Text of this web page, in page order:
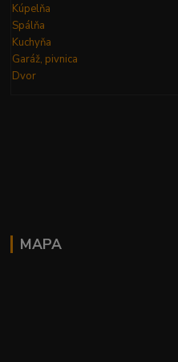
Kúpelňa
Spálňa
Kuchyňa
Garáž, pivnica
Dvor
MAPA